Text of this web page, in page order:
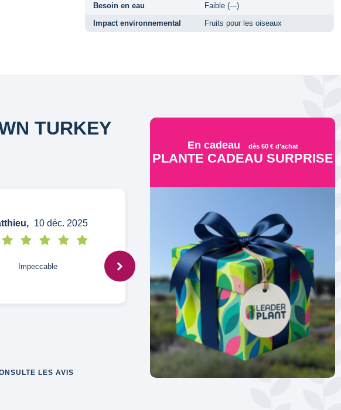
Besoin en eau
Faible (---)
Impact environnemental
Fruits pour les oiseaux
TURKEY
10 déc. 2025
Impeccable
P, 6 déc. 2024
bien emballé, arrivé bien humide parfait
état
LES AVIS
En cadeau dès 60 € d'achat
PLANTE CADEAU SURPRISE